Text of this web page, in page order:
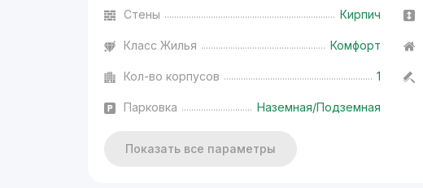
Стены Кирпич
Класс Жилья Комфорт
Кол-во корпусов 1
Парковка Наземная/Подземная
Показать все параметры